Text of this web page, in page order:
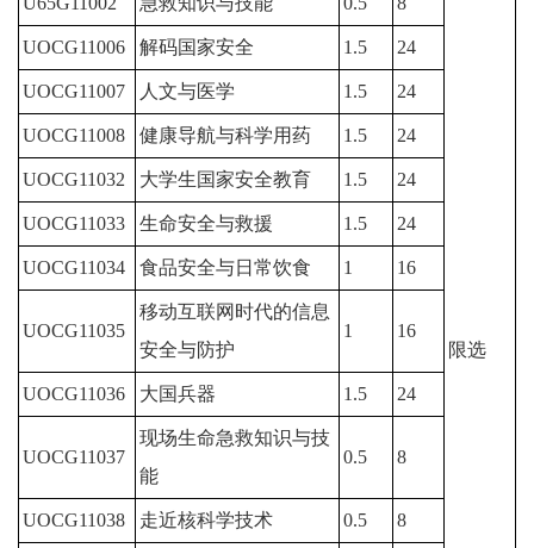
限选
UOCG11006 解码国家安全 1.5 24
UOCG11007 人文与医学 1.5 24
UOCG11008 健康导航与科学用药 1.5 24
UOCG11032 大学生国家安全教育 1.5 24
UOCG11033 生命安全与救援 1.5 24
UOCG11034 食品安全与日常饮食 1 16
UOCG11035
移动互联网时代的信息
安全与防护
1 16
UOCG11036 大国兵器 1.5 24
UOCG11037
现场生命急救知识与技
能
0.5 8
UOCG11038 走近核科学技术 0.5 8